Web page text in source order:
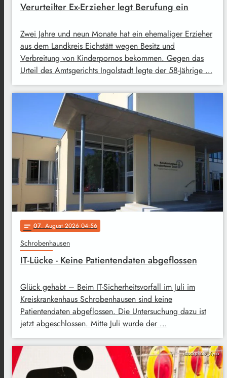
Verurteilter Ex-Erzieher legt Berufung ein
Zwei Jahre und neun Monate hat ein ehemaliger Erzieher
aus dem Landkreis Eichstätt wegen Besitz und
Verbreitung von Kinderpornos bekommen. Gegen das
Urteil des Amtsgerichts Ingolstadt legte der 58-Jährige …
notes 07. August 2026 04:56
Schrobenhausen
IT-Lücke - Keine Patientendaten abgeflossen
Glück gehabt – Beim IT-Sicherheitsvorfall im Juli im
Kreiskrankenhaus Schrobenhausen sind keine
Patientendaten abgeflossen. Die Untersuchung dazu ist
jetzt abgeschlossen. Mitte Juli wurde der …
istockphoto_Xyno